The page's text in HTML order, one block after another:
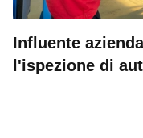
Influente
l'ispezione di